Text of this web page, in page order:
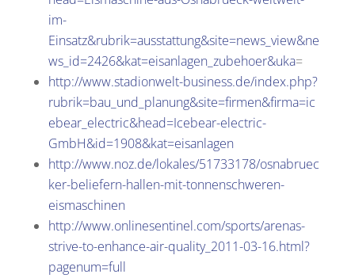
im-
Einsatz&rubrik=ausstattung&site=news_view&ne
ws_id=2426&kat=eisanlagen_zubehoer&uka=
http://www.stadionwelt-business.de/index.php?
rubrik=bau_und_planung&site=firmen&firma=ic
ebear_electric&head=Icebear-electric-
GmbH&id=1908&kat=eisanlagen
http://www.noz.de/lokales/51733178/osnabruec
ker-beliefern-hallen-mit-tonnenschweren-
eismaschinen
http://www.onlinesentinel.com/sports/arenas-
strive-to-enhance-air-quality_2011-03-16.html?
pagenum=full